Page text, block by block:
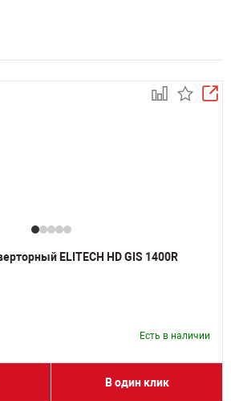
ELITECH HD GIS 1400R
Есть в наличии
В один клик